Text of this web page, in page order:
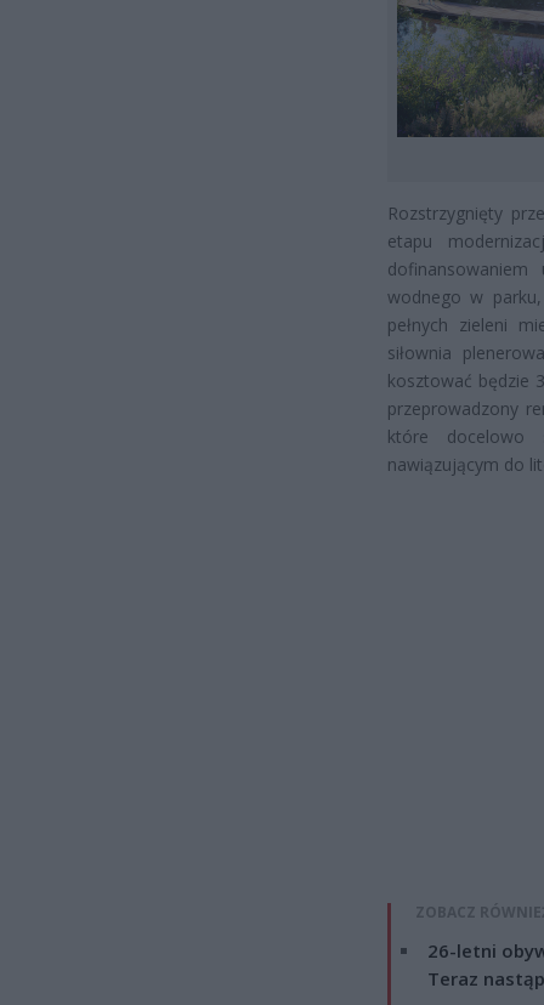
Rozstrzygnięty
etapu
wodnego w
pełnych zieleni
siłownia
kosztować będzie
przeprowadzony
które docelowo
nawiązującym do
ZOBACZ
26-letni
Teraz